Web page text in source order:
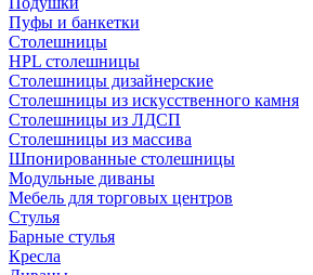
Пуфы и банкетки
Столешницы
HPL столешницы
Столешницы дизайнерские
Столешницы из искусственного камня
Столешницы из ЛДСП
Столешницы из массива
Шпонированные столешницы
Модульные диваны
Мебель для торговых центров
Стулья
Барные стулья
Кресла